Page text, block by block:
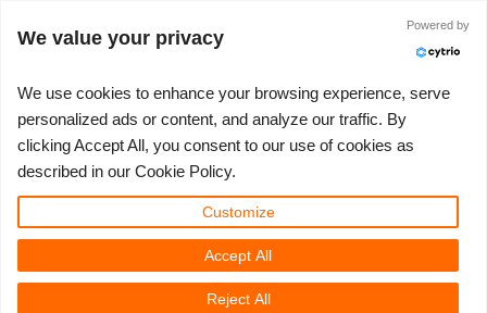
SUPPORT TICKET
Show Tickets
МОЙ REBUS
ControlCenter
3D ARTIST OF THE YEAR
2023
КОНКУРСЫ
Creative 3D Lab. Challenge
СООБЩЕСТВО
Блог
ПОДДЕРЖКА
Видео пособия
ЦЕНЫ
Цены и скидки
3D ПРОГРАММЫ
3ds Max
НАЧАТЬ
Краткое руководство
Войти
Обучающие видео по
Рендер-ферме
RebusFarm
Рендер-ферма
We value your privacy
Powered by
We use cookies to enhance your browsing experience, serve
personalized ads or content, and analyze our traffic. By
clicking Accept All, you consent to our use of cookies as
described in our Cookie Policy.
Customize
Reject All
Accept All